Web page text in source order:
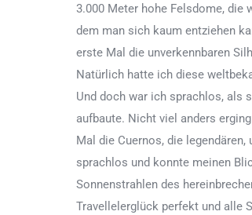
3.000 Meter hohe Felsdome, die
dem man sich kaum entziehen
erste Mal die unverkennbaren
Natürlich hatte ich diese
Und doch war ich sprachlos, als
aufbaute. Nicht viel anders
Mal die Cuernos, die
sprachlos und konnte meinen
Sonnenstrahlen des
Travellelerglück perfekt und alle